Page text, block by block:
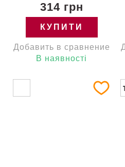
314 грн
КУПИТИ
Добавить в сравнение
В наявності